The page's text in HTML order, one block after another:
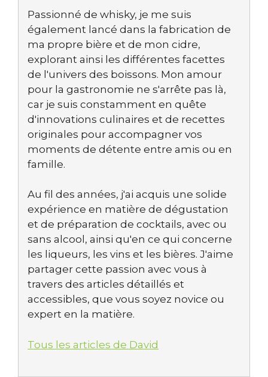
Passionné de whisky, je me suis
également lancé dans la fabrication de
ma propre bière et de mon cidre,
explorant ainsi les différentes facettes
de l'univers des boissons. Mon amour
pour la gastronomie ne s'arrête pas là,
car je suis constamment en quête
d'innovations culinaires et de recettes
originales pour accompagner vos
moments de détente entre amis ou en
famille.
Au fil des années, j'ai acquis une solide
expérience en matière de dégustation
et de préparation de cocktails, avec ou
sans alcool, ainsi qu'en ce qui concerne
les liqueurs, les vins et les bières. J'aime
partager cette passion avec vous à
travers des articles détaillés et
accessibles, que vous soyez novice ou
expert en la matière.
Tous les articles de David